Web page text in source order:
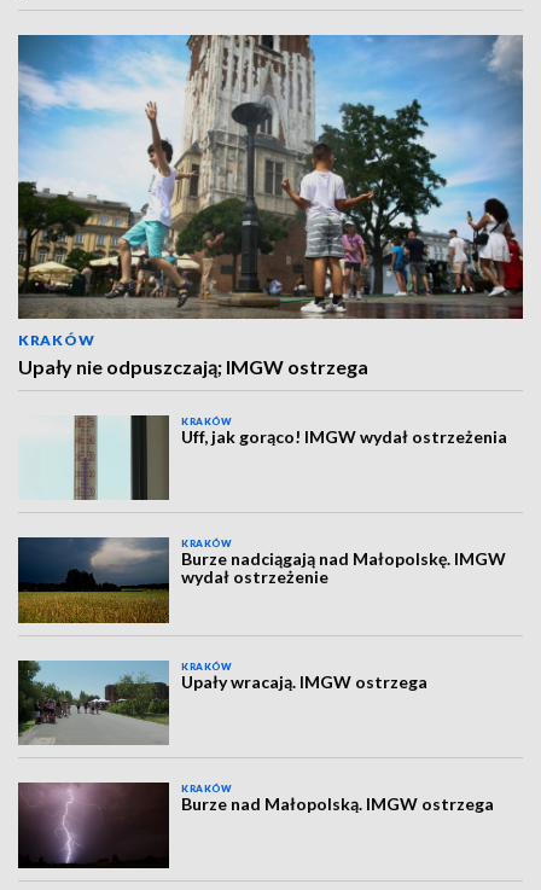
KRAKÓW
Upały nie odpuszczają; IMGW ostrzega
KRAKÓW
Uff, jak gorąco! IMGW wydał ostrzeżenia
KRAKÓW
Burze nadciągają nad Małopolskę. IMGW
wydał ostrzeżenie
KRAKÓW
Upały wracają. IMGW ostrzega
KRAKÓW
Burze nad Małopolską. IMGW ostrzega